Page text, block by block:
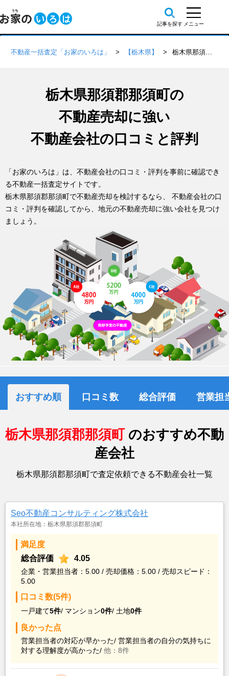
不動産一括査定「お家のいろは」 【栃木県】 栃木県那須郡那須町の不動産会社 口コミ・評判一覧
栃木県那須郡那須町の
不動産売却に強い
不動産会社の口コミと評判
「お家のいろは」は、不動産会社の口コミ・評判を事前に確認でき
る不動産一括査定サイトです。
栃木県那須郡那須町で不動産売却を検討するなら、 不動産会社の口
コミ・評判を確認してから、地元の不動産売却に強い会社を見つけ
ましょう。
おすすめ順 口コミ数 総合評価 営業担
栃木県那須郡那須町 のおすすめ不動
産会社
栃木県那須郡那須町で査定依頼できる不動産会社一覧
Seo不動産コンサルティング株式会社
本社所在地：栃木県那須郡那須町
満足度
総合評価
4.05
企業・営業担当者：5.00 / 売却価格：5.00 / 売却スピード：
5.00
口コミ数(5件)
一戸建て5件/ マンション0件/ 土地0件
良かった点
営業担当者の対応が早かった/ 営業担当者の自分の気持ちに
対する理解度が高かった/ 他：8件